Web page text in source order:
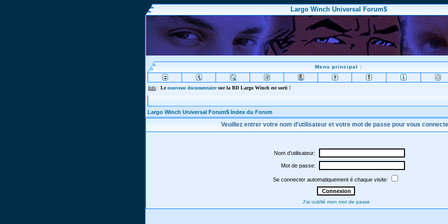
Largo Winch Universal Forum$
Menu principal :
Info : Lenouveau documentairesur la BD Largo Winch est sorti !
Largo Winch Universal Forum$ Index du Forum
Veuillez entrer votre nom d'utilisateur et votre mot de passe pour vous
Nom d'utilisateur:
Mot de passe:
Se connecter automatiquement é chaque visite:
J'ai oublié mon mot de passe